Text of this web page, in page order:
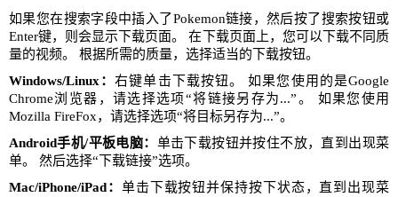
如果您在搜索字段中插入了Pokemon链接，然后按了搜索按钮或
Enter键，则会显示下载页面。 在下载页面上，您可以下载不同质
量的视频。 根据所需的质量，选择适当的下载按钮。
Windows/Linux：右键单击下载按钮。 如果您使用的是Google
Chrome浏览器，请选择选项“将链接另存为...”。 如果您使用
Mozilla FireFox，请选择选项“将目标另存为...”。
Android手机/平板电脑： 单击下载按钮并按住不放，直到出现菜
单。 然后选择“下载链接”选项。
Mac/iPhone/iPad： 单击下载按钮并保持按下状态，直到出现菜